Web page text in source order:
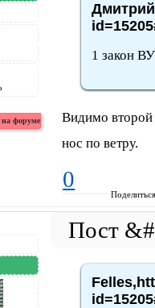
1 закон
Видимо второй
нос по ветру.
0